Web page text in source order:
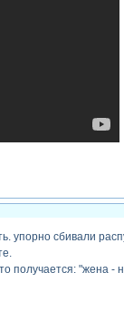
упорно сбивали
получается: "жена -